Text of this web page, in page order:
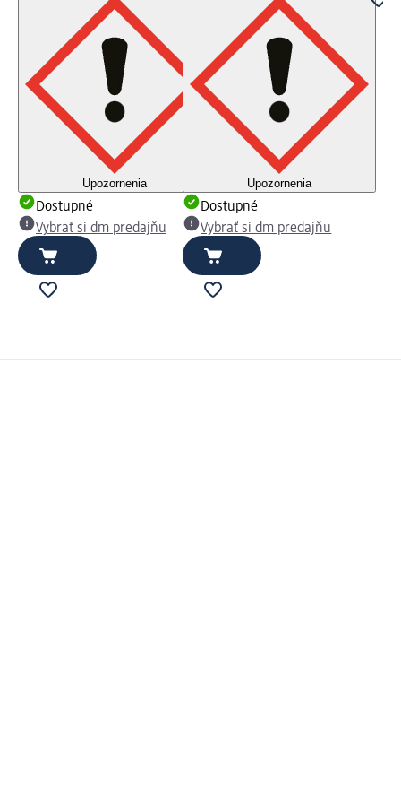
Upozornenia
Dostupné
Vybrať si dm predajňu
Upozornenia
Dostupné
Vybrať si dm predajňu